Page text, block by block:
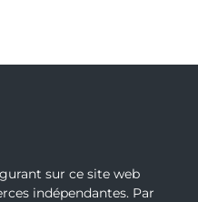
sur ce site web
indépendantes. Par